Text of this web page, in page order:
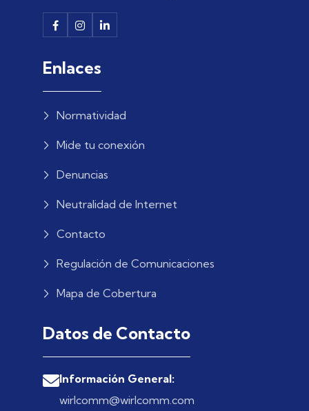
Enlaces
Normatividad
Mide tu conexión
Denuncias
Neutralidad de Internet
Contacto
Regulación de Comunicaciones
Mapa de Cobertura
Datos de Contacto
Información General:
wirlcomm@wirlcomm.com